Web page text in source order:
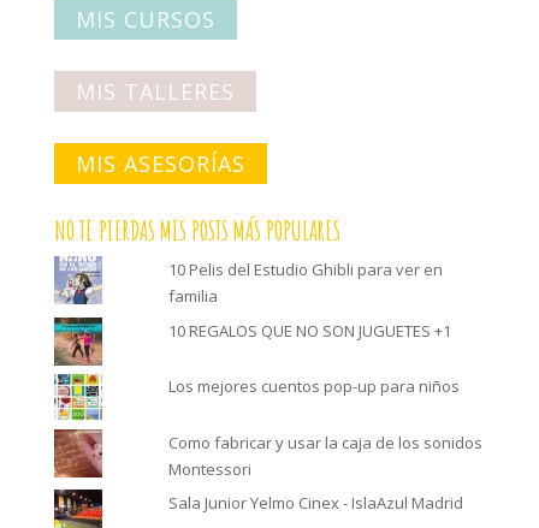
MIS CURSOS
MIS TALLERES
MIS ASESORÍAS
NO TE PIERDAS MIS POSTS MÁS POPULARES
10 Pelis del Estudio Ghibli para ver en
familia
10 REGALOS QUE NO SON JUGUETES +1
Los mejores cuentos pop-up para niños
Como fabricar y usar la caja de los sonidos
Montessori
Sala Junior Yelmo Cinex - IslaAzul Madrid